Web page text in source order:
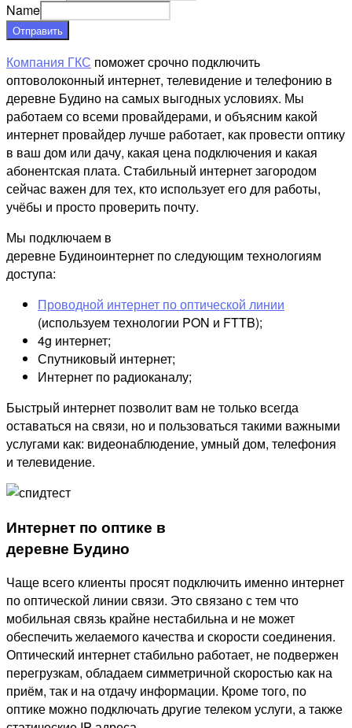
Name
Отправить
Компания ГКС поможет срочно подключить
оптоволоконный интернет, телевидение и телефонию в
деревне Будино на самых выгодных условиях. Мы
работаем со всеми провайдерами, и объясним какой
интернет провайдер лучше работает, как провести оптику
в ваш дом или дачу, какая цена подключения и какая
абонентская плата. Стабильный интернет загородом
сейчас важен для тех, кто использует его для работы,
учёбы и просто проверить почту.
Мы подключаем в
деревне Будиноинтернет по следующим технологиям
доступа:
Проводной интернет по оптической линии
(используем технологии PON и FTTB);
4g интернет;
Спутниковый интернет;
Интернет по радиоканалу;
Быстрый интернет позволит вам не только всегда
оставаться на связи, но и пользоваться такими важными
услугами как: видеонаблюдение, умный дом, телефония
и телевидение.
Интернет по оптике в
деревне Будино
Чаще всего клиенты просят подключить именно интернет
по оптической линии связи. Это связано с тем что
мобильная связь крайне нестабильна и не может
обеспечить желаемого качества и скорости соединения.
Оптический интернет стабильно работает, не подвержен
перегрузкам, обладаем симметричной скоростью как на
приём, так и на отдачу информации. Кроме того, по
оптике можно подключать другие телеком услуги, а также